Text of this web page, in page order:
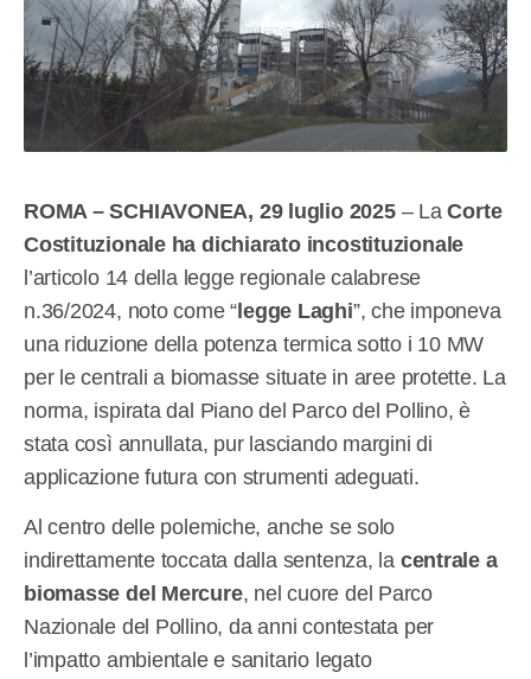
ROMA – SCHIAVONEA, 29 luglio 2025– LaCorte
Costituzionale ha dichiarato incostituzionale
l’articolo 14 della legge regionale calabrese
n.36/2024, noto come “legge Laghi”, che imponeva
una riduzione della potenza termica sotto i 10 MW
per le centrali a biomasse situate in aree protette. La
norma, ispirata dal Piano del Parco del Pollino, è
stata così annullata, pur lasciando margini di
applicazione futura con strumenti adeguati.
Al centro delle polemiche, anche se solo
indirettamente toccata dalla sentenza, la centrale a
biomasse del Mercure, nel cuore del Parco
Nazionale del Pollino, da anni contestata per
l’impatto ambientale e sanitario legato